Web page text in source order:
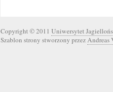
Copyright © 2011 Uniwersytet
Szablon strony stworzony przezAndreas